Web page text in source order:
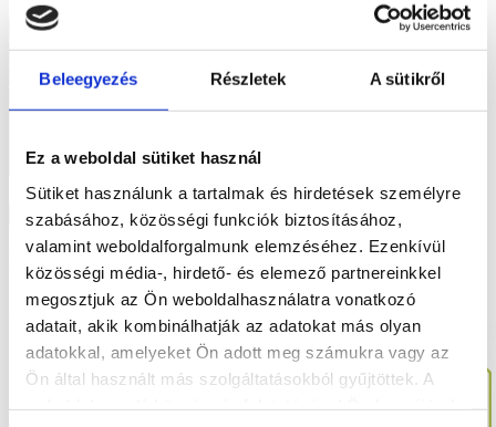
Beleegyezés Részletek A sütikről
Ez a weboldal sütiket használ
Sütiket használunk a tartalmak és hirdetések személyre
szabásához, közösségi funkciók biztosításához,
valamint weboldalforgalmunk elemzéséhez. Ezenkívül
közösségi média-, hirdető- és elemező partnereinkkel
megosztjuk az Ön weboldalhasználatra vonatkozó
adatait, akik kombinálhatják az adatokat más olyan
adatokkal, amelyeket Ön adott meg számukra vagy az
Ön által használt más szolgáltatásokból gyűjtöttek. A
Elfogadom azAdatkezelési tájékoztatót
Küldés
Legutóbbi bejegyzések
2022. 05. 10.